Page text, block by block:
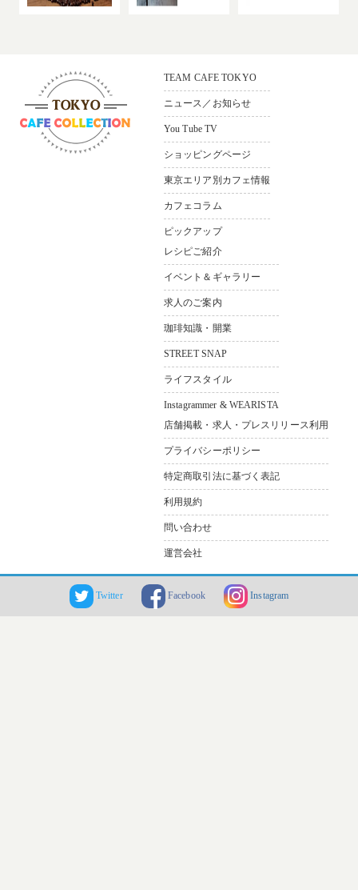
TEAM CAFE TOKYO
ニュース／お知らせ
You Tube TV
ショッピングページ
東京エリア別カフェ情報
カフェコラム
ピックアップ
レシピご紹介
イベント＆ギャラリー
求人のご案内
珈琲知識・開業
STREET SNAP
ライフスタイル
Instagrammer & WEARISTA
店舗掲載・求人・プレスリリース利用
プライバシーポリシー
特定商取引法に基づく表記
利用規約
問い合わせ
運営会社
Twitter Facebook Instagram